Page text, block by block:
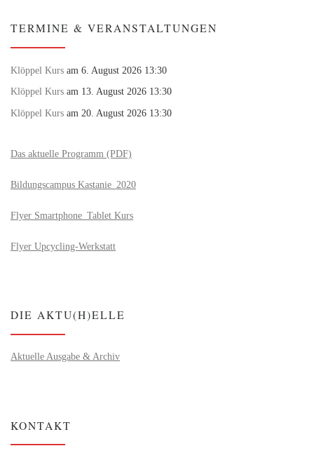
TERMINE & VERANSTALTUNGEN
Klöppel Kurs am 6. August 2026 13:30
Klöppel Kurs am 13. August 2026 13:30
Klöppel Kurs am 20. August 2026 13:30
Das aktuelle Programm (PDF)
Bildungscampus Kastanie_2020
Flyer Smartphone_Tablet Kurs
Flyer Upcycling-Werkstatt
DIE AKTU(H)ELLE
Aktuelle Ausgabe & Archiv
KONTAKT